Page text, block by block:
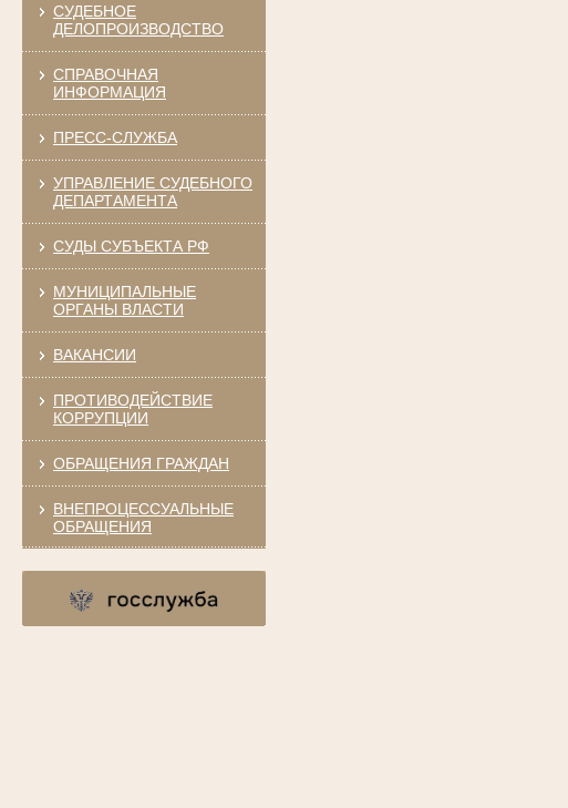
СУДЕБНОЕ
ДЕЛОПРОИЗВОДСТВО
СПРАВОЧНАЯ
ИНФОРМАЦИЯ
ПРЕСС-СЛУЖБА
УПРАВЛЕНИЕ СУДЕБНОГО
ДЕПАРТАМЕНТА
СУДЫ СУБЪЕКТА РФ
МУНИЦИПАЛЬНЫЕ
ОРГАНЫ ВЛАСТИ
ВАКАНСИИ
ПРОТИВОДЕЙСТВИЕ
КОРРУПЦИИ
ОБРАЩЕНИЯ ГРАЖДАН
ВНЕПРОЦЕССУАЛЬНЫЕ
ОБРАЩЕНИЯ